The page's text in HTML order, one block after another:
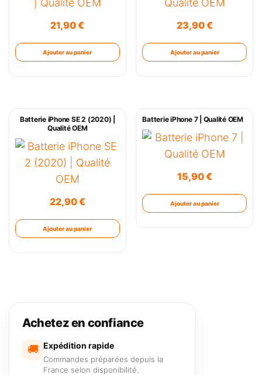
21,90€
Ajouter au panier
23,90€
Ajouter au panier
Batterie iPhone SE 2 (2020) |
Qualité OEM
22,90€
Ajouter au panier
Batterie iPhone 7 | Qualité OEM
15,90€
Ajouter au panier
Achetez en confiance
🚚 Expédition rapide
Commandes préparées depuis la
France selon disponibilité.